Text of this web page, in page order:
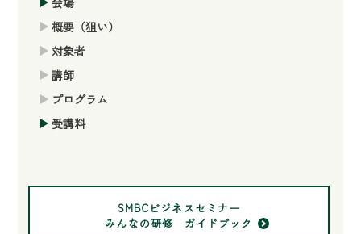
概要（狙い）
対象者
講師
プログラム
受講料
SMBCビジネスセミナー
みんなの研修 ガイドブック